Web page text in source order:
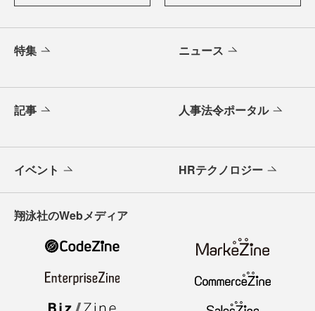
特集 ニュース
記事 人事法令ポータル
イベント HRテクノロジー
翔泳社のWebメディア